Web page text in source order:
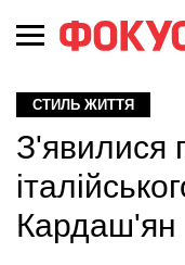
СТИЛЬ ЖИТТЯ
З'явилися
Кардаш'ян